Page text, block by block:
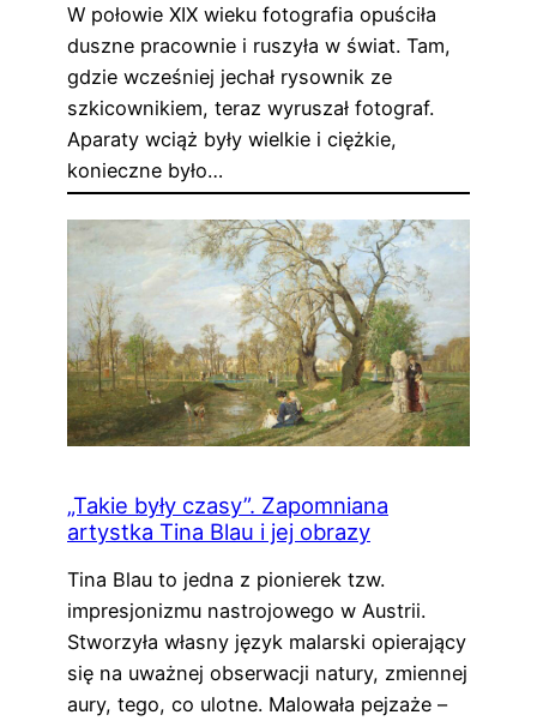
W połowie XIX wieku fotografia opuściła
duszne pracownie i ruszyła w świat. Tam,
gdzie wcześniej jechał rysownik ze
szkicownikiem, teraz wyruszał fotograf.
Aparaty wciąż były wielkie i ciężkie,
konieczne było…
„Takie były czasy”. Zapomniana
artystka Tina Blau i jej obrazy
Tina Blau to jedna z pionierek tzw.
impresjonizmu nastrojowego w Austrii.
Stworzyła własny język malarski opierający
się na uważnej obserwacji natury, zmiennej
aury, tego, co ulotne. Malowała pejzaże –